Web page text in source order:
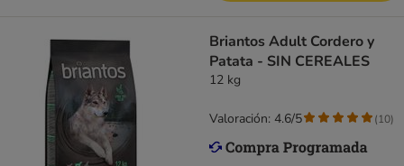
Briantos Adult Cordero y
Patata - SIN CEREALES
12 kg
Valoración: 4.6/5 (10)